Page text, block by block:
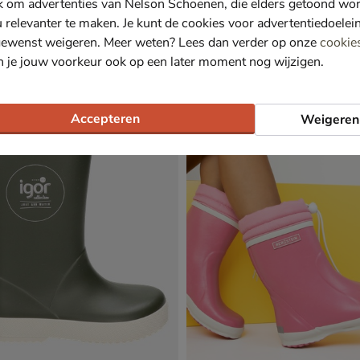
- geel
Bergstein
Regenlaarzen - rood
€ 49,99
49,99
om advertenties van Nelson Schoenen, die elders getoond
relevanter te maken. Je kunt de cookies voor
weigeren. Meer weten? Lees dan verder op onze
je jouw voorkeur ook op een later moment nog wijzigen.
Accepteren Weigeren